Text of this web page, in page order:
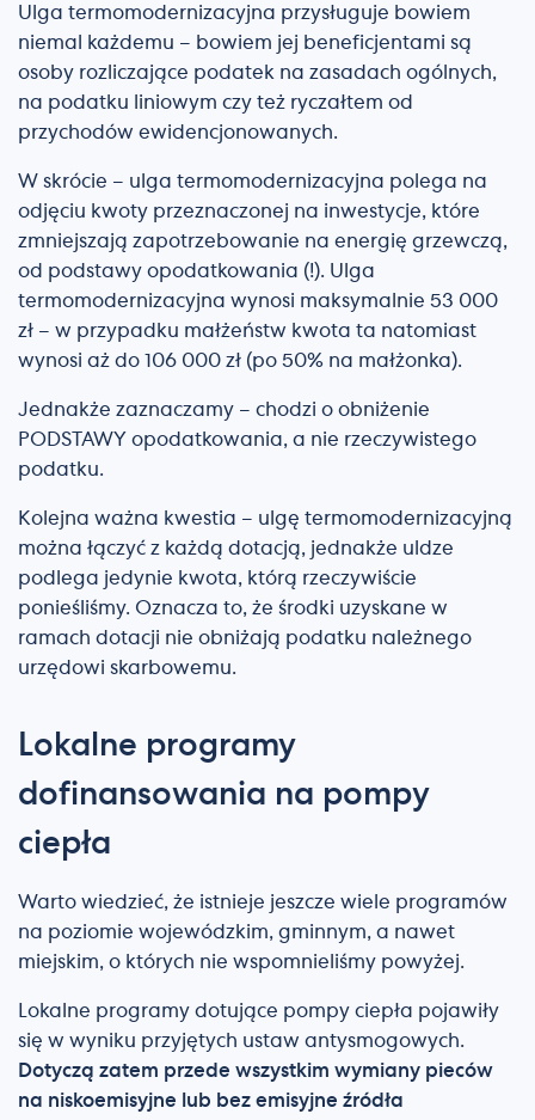
Ulga termomodernizacyjna przysługuje bowiem
niemal każdemu – bowiem jej beneficjentami są
osoby rozliczające podatek na zasadach ogólnych,
na podatku liniowym czy też ryczałtem od
przychodów ewidencjonowanych.
W skrócie – ulga termomodernizacyjna polega na
odjęciu kwoty przeznaczonej na inwestycje, które
zmniejszają zapotrzebowanie na energię grzewczą,
od podstawy opodatkowania (!). Ulga
termomodernizacyjna wynosi maksymalnie 53 000
zł – w przypadku małżeństw kwota ta natomiast
wynosi aż do 106 000 zł (po 50% na małżonka).
Jednakże zaznaczamy – chodzi o obniżenie
PODSTAWY opodatkowania, a nie rzeczywistego
podatku.
Kolejna ważna kwestia – ulgę termomodernizacyjną
można łączyć z każdą dotacją, jednakże uldze
podlega jedynie kwota, którą rzeczywiście
ponieśliśmy. Oznacza to, że środki uzyskane w
ramach dotacji nie obniżają podatku należnego
urzędowi skarbowemu.
Lokalne programy
dofinansowania na pompy
ciepła
Warto wiedzieć, że istnieje jeszcze wiele programów
na poziomie wojewódzkim, gminnym, a nawet
miejskim, o których nie wspomnieliśmy powyżej.
Lokalne programy dotujące pompy ciepła pojawiły
się w wyniku przyjętych ustaw antysmogowych.
Dotyczą zatem przede wszystkim wymiany pieców
na niskoemisyjne lub bez emisyjne źródła